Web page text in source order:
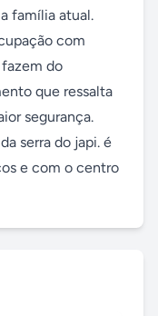
família atual.
com
fazem do
que ressalta
segurança.
serra do japi. é
e com o centro